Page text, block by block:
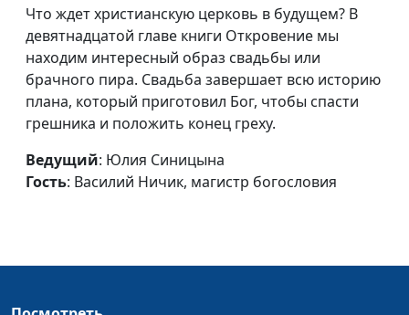
Великая борьба
Юлия Синицына,
Василий Ничик,
магистр богословия
Сладкая и горькая книга
Юлия Синицына,
Василий Ничик,
Взаимоотношения церкви и
Юлия Синицына,
Кто может пребывать на
Юлия Синицына,
Что ждет христианскую церковь в будущем? В
девятнадцатой главе книги Откровение мы
находим интересный образ свадьбы или
брачного пира. Свадьба завершает всю историю
плана, который приготовил Бог, чтобы спасти
грешника и положить конец греху.
Ведущий: Юлия Синицына
Гость: Василий Ничик, магистр богословия